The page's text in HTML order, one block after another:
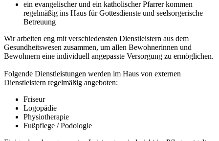
ein evangelischer und ein katholischer Pfarrer kommen
regelmäßig ins Haus für Gottesdienste und seelsorgerische
Betreuung
Wir arbeiten eng mit verschiedensten Dienstleistern aus dem
Gesundheitswesen zusammen, um allen Bewohnerinnen und
Bewohnern eine individuell angepasste Versorgung zu ermöglichen.
Folgende Dienstleistungen werden im Haus von externen
Dienstleistern regelmäßig angeboten:
Friseur
Logopädie
Physiotherapie
Fußpflege / Podologie